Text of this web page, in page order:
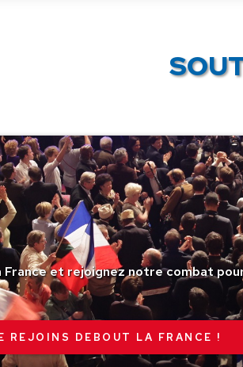
France et rejoignez notre combat
REJOINS DEBOUT LA FRANCE !